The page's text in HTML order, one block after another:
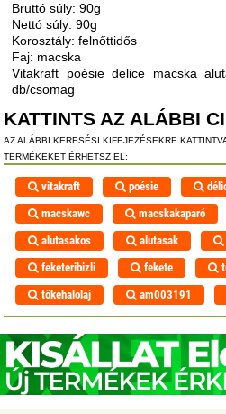
Bruttó súly: 90g
Nettó súly: 90g
Korosztály: felnőttidős
Faj: macska
Vitakraft poésie delice macska
db/csomag
KATTINTS AZ ALÁBBI
AZ ALÁBBI KERESÉSI KIFEJEZÉSEKRE
TERMÉKEKET ÉRHETSZ EL:
vitakraft poésie
macskawc
macskakaparó
alutasakos
alutasak
feketeribizli
fekete
tőkehalolaj
am003191